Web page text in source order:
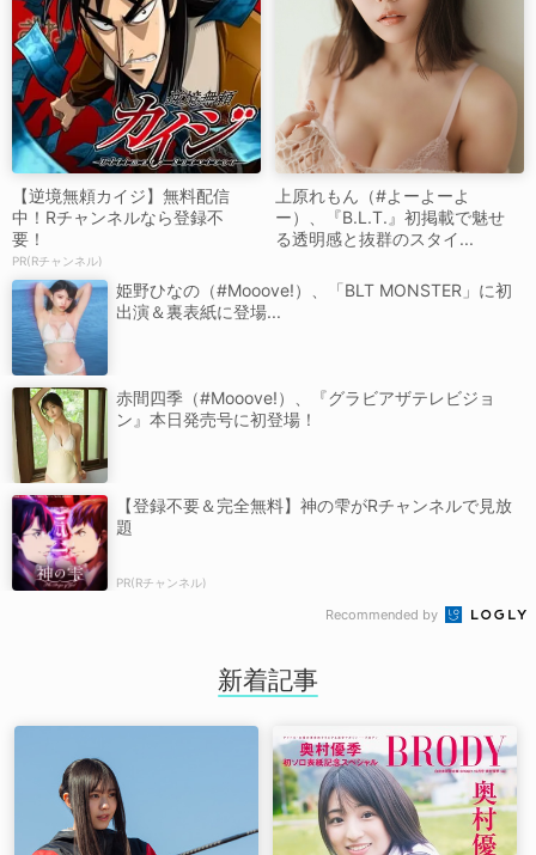
【逆境無頼カイジ】無料配信
中！Rチャンネルなら登録不
要！
PR(Rチャンネル)
上原れもん（#よーよーよ
ー）、『B.L.T.』初掲載で魅せ
る透明感と抜群のスタイ...
姫野ひなの（#Mooove!）、「BLT MONSTER」に初
出演＆裏表紙に登場...
赤間四季（#Mooove!）、『グラビアザテレビジョ
ン』本日発売号に初登場！
【登録不要＆完全無料】神の雫がRチャンネルで見放
題
PR(Rチャンネル)
Recommended by
新着記事